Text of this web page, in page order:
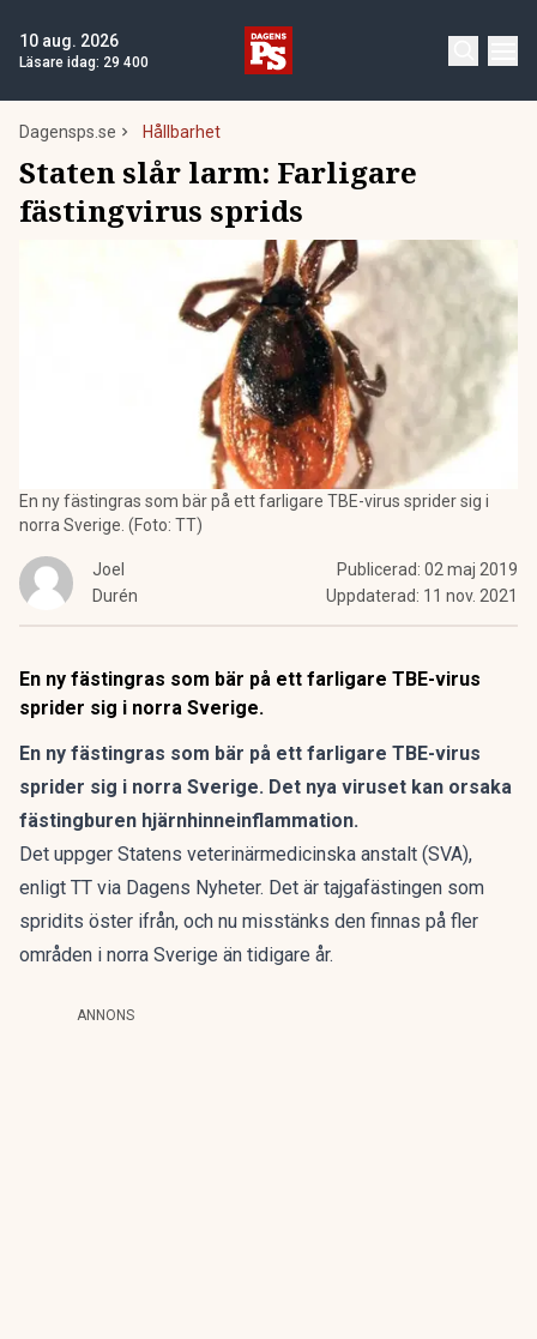
10 aug. 2026
Läsare idag: 29 400
Dagensps.se Hållbarhet
Staten slår larm: Farligare
fästingvirus sprids
En ny fästingras som bär på ett farligare TBE-virus sprider sig i
norra Sverige. (Foto: TT)
Joel
Durén
Publicerad: 02 maj 2019
Uppdaterad: 11 nov. 2021
En ny fästingras som bär på ett farligare TBE-virus
sprider sig i norra Sverige.
En ny fästingras som bär på ett farligare TBE-virus
sprider sig i norra Sverige. Det nya viruset kan orsaka
fästingburen hjärnhinneinflammation.
Det uppger Statens veterinärmedicinska anstalt (SVA),
enligt TT via Dagens Nyheter. Det är tajgafästingen som
spridits öster ifrån, och nu misstänks den finnas på fler
områden i norra Sverige än tidigare år.
ANNONS